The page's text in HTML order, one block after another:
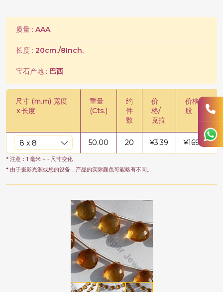
质量 : AAA
长度 : 20cm./8Inch.
宝石产地 : 巴西
尺寸 (m.m) 宽度
x长度
重量
(Cts.)
约
件
数
价
格/
克拉
价格/
股
50.00 20 ¥3.39 ¥169.73
* 注意：1 毫米 + - 尺寸变化
* 由于摄影光源或您的设备，产品的实际颜色可能略有不同。